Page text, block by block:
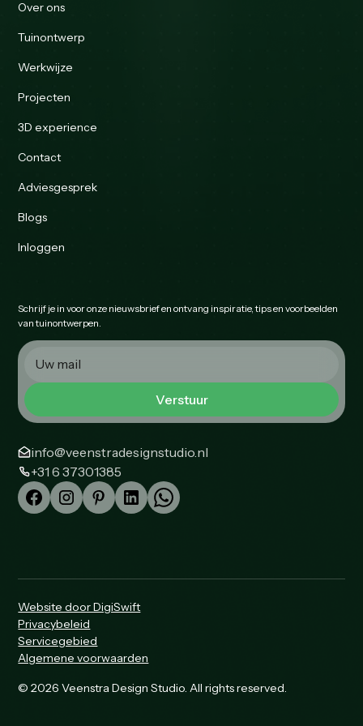
Over ons
Tuinontwerp
Werkwijze
Projecten
3D experience
Contact
Adviesgesprek
Blogs
Inloggen
Schrijf je in voor onze nieuwsbrief en ontvang inspiratie, tips en voorbeelden
van tuinontwerpen.
info@veenstradesignstudio.nl
+31 6 37301385
© 2026 Veenstra Design Studio. All rights reserved.
Website door DigiSwift
Privacybeleid
Servicegebied
Algemene voorwaarden